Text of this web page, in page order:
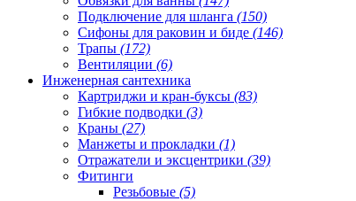
Подключение для шланга (150)
Сифоны для раковин и биде (146)
Трапы (172)
Вентиляции (6)
Инженерная сантехника
Картриджи и кран-буксы (83)
Гибкие подводки (3)
Краны (27)
Манжеты и прокладки (1)
Отражатели и эксцентрики (39)
Фитинги
Резьбовые (5)